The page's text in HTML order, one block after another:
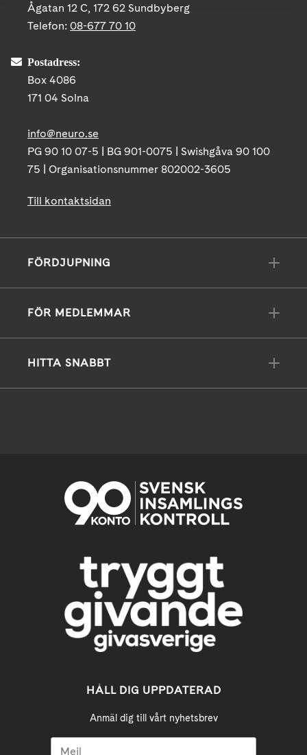
Ågatan 12 C, 172 62 Sundbyberg
Telefon: 08-677 70 10
Postadress:
Box 4086
171 04 Solna
info@neuro.se
PG 90 10 07-5 | BG 901-0075 | Swishgåva 90 100
75 | Organisationsnummer 802002-3605
Till kontaktsidan
FÖRDJUPNING
FÖR MEDLEMMAR
HITTA SNABBT
HÅLL DIG UPPDATERAD
Anmäl dig till vårt nyhetsbrev